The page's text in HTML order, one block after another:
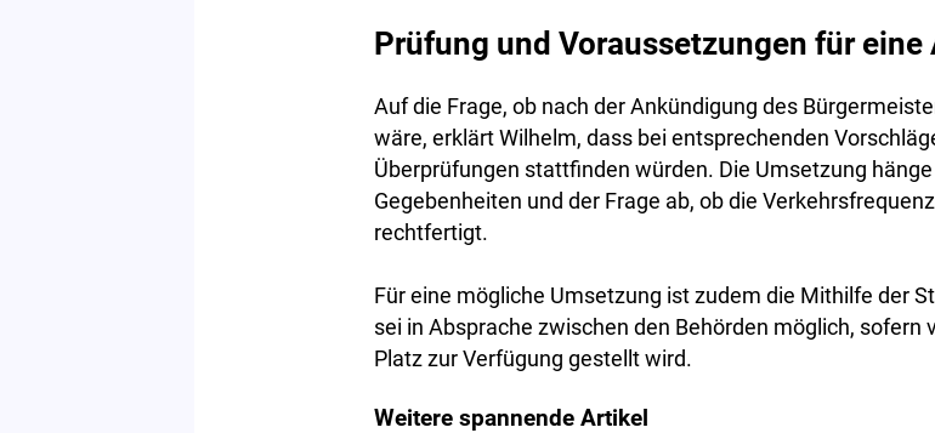
Prüfung und Voraussetzungen für
Auf die Frage, ob nach der Ankündigung des
wäre, erklärt Wilhelm, dass bei entsprechenden
Überprüfungen stattfinden würden. Die Umsetzung
Gegebenheiten und der Frage ab, ob die
rechtfertigt.
Für eine mögliche Umsetzung ist zudem die Mithilfe der
sei in Absprache zwischen den Behörden möglich,
Platz zur Verfügung gestellt wird.
Weitere spannende Artikel